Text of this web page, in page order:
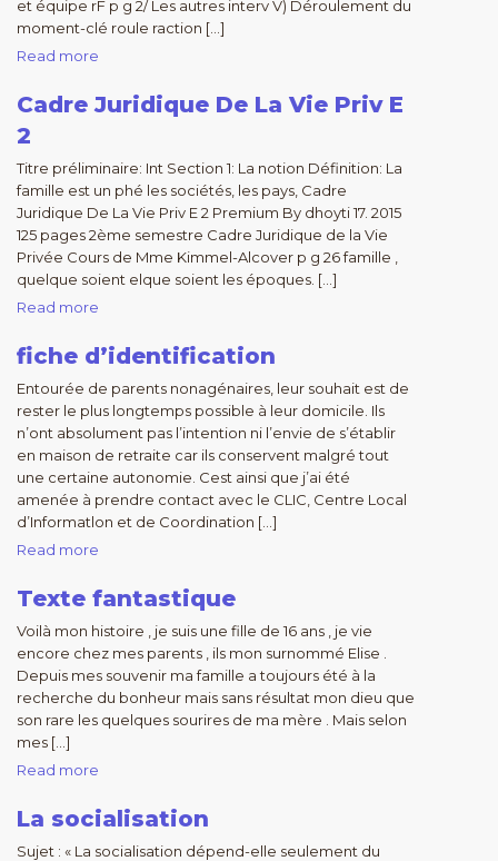
et équipe rF p g 2/ Les autres interv V) Déroulement du
moment-clé roule raction […]
Read more
Cadre Juridique De La Vie Priv E
2
Titre préliminaire: Int Section 1: La notion Définition: La
famille est un phé les sociétés, les pays, Cadre
Juridique De La Vie Priv E 2 Premium By dhoyti 17. 2015
125 pages 2ème semestre Cadre Juridique de la Vie
Privée Cours de Mme Kimmel-Alcover p g 26 famille ,
quelque soient elque soient les époques. […]
Read more
fiche d’identification
Entourée de parents nonagénaires, leur souhait est de
rester le plus longtemps possible à leur domicile. Ils
n’ont absolument pas l’intention ni l’envie de s’établir
en maison de retraite car ils conservent malgré tout
une certaine autonomie. Cest ainsi que j’ai été
amenée à prendre contact avec le CLIC, Centre Local
d’Informatlon et de Coordination […]
Read more
Texte fantastique
Voilà mon histoire , je suis une fille de 16 ans , je vie
encore chez mes parents , ils mon surnommé Elise .
Depuis mes souvenir ma famille a toujours été à la
recherche du bonheur mais sans résultat mon dieu que
son rare les quelques sourires de ma mère . Mais selon
mes […]
Read more
La socialisation
Sujet : « La socialisation dépend-elle seulement du